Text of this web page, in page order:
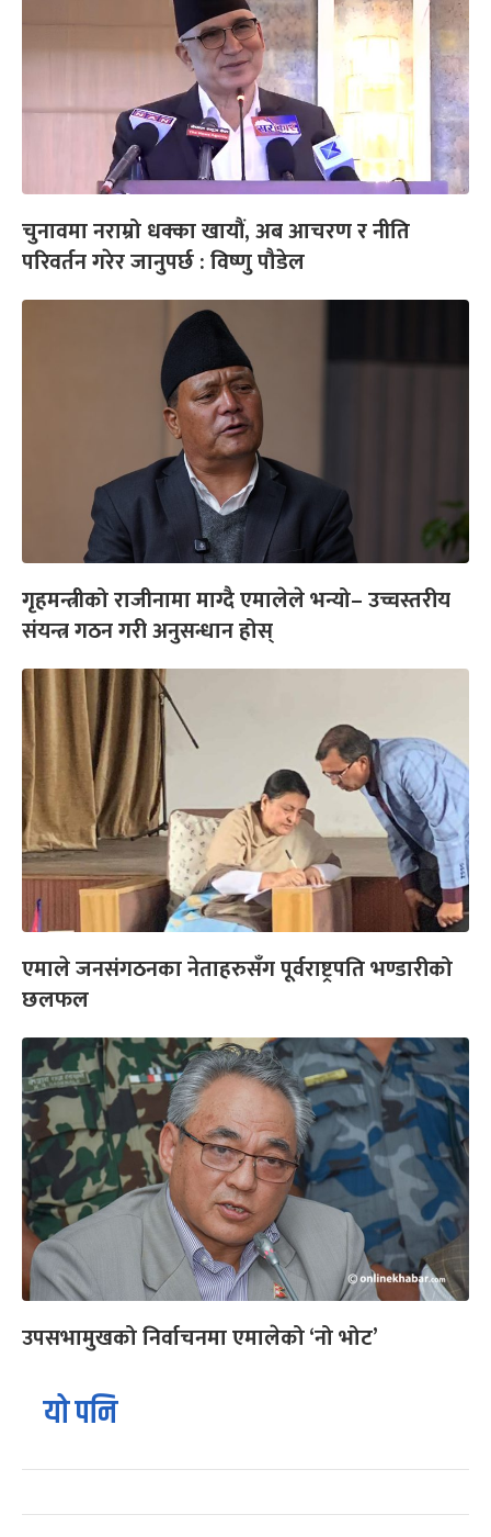
चुनावमा नराम्रो धक्का खायौं, अब आचरण र नीति
परिवर्तन गरेर जानुपर्छ : विष्णु पौडेल
गृहमन्त्रीको राजीनामा माग्दै एमालेले भन्यो– उच्चस्तरीय
संयन्त्र गठन गरी अनुसन्धान होस्
एमाले जनसंगठनका नेताहरुसँग पूर्वराष्ट्रपति भण्डारीको
छलफल
उपसभामुखको निर्वाचनमा एमालेको ‘नो भोट’
यो पनि